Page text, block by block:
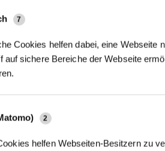
7
Cookies helfen dabei, eine Webseite
auf sichere Bereiche der Webseite
2
helfen Webseiten-Besitzern zu